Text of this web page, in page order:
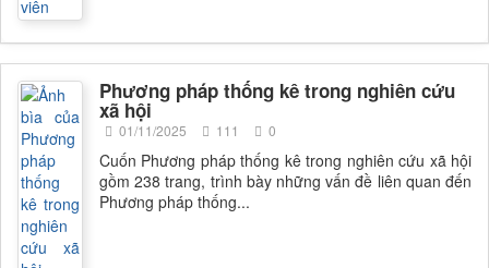
Phương pháp thống kê trong nghiên cứu
xã hội
01/11/2025 111 0
Cuốn Phương pháp thống kê trong nghiên cứu xã hội
gồm 238 trang, trình bày những vấn đề liên quan đến
Phương pháp thống...